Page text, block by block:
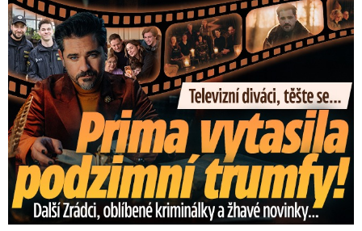
Prima vytasila podzimní trumfy! Další Zrádci a žhavé novinky